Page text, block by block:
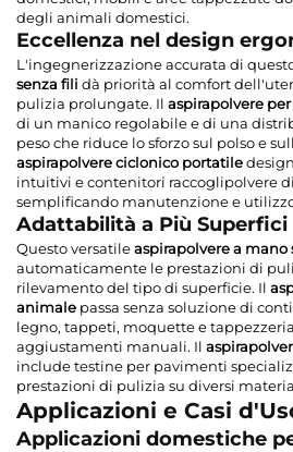
degli animali domestici.
Eccellenza nel design
L'ingegnerizzazione accurata di
senza fili dà priorità al comfort
pulizia prolungate. Il aspirapolvere
di un manico regolabile e di una
peso che riduce lo sforzo sul polso e
aspirapolvere ciclonico portatile
intuitivi e contenitori raccoglipolvere
semplificando manutenzione e
Adattabilità a Più Superfici
Questo versatileaspirapolvere a mano
automaticamente le prestazioni di
rilevamento del tipo di superficie. Il
animale passa senza soluzione di
legno, tappeti, moquette e
aggiustamenti manuali. Il
include testine per pavimenti
prestazioni di pulizia su diversi
Applicazioni e Casi
Applicazioni domestiche